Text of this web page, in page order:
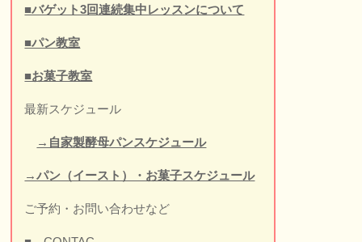
■バゲット3回連続集中レッスンについて
■パン教室
■お菓子教室
最新スケジュール
→自家製酵母パンスケジュール
→パン（イースト）・お菓子スケジュール
ご予約・お問い合わせなど